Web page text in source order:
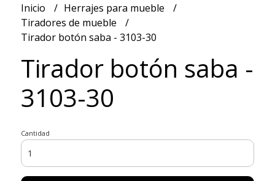
Inicio
Herrajes para mueble
Tiradores de mueble
Tirador botón saba - 3103-30
Tirador botón saba -
3103-30
Cantidad